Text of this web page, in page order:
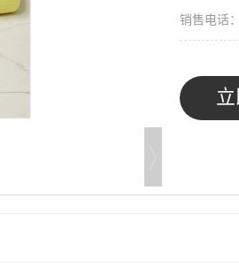
销售电话：